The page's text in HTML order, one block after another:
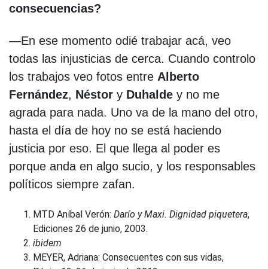
consecuencias?
—En ese momento odié trabajar acá, veo
todas las injusticias de cerca. Cuando controlo
los trabajos veo fotos entre Alberto
Fernández, Néstor y Duhalde y no me
agrada para nada. Uno va de la mano del otro,
hasta el día de hoy no se está haciendo
justicia por eso. El que llega al poder es
porque anda en algo sucio, y los responsables
políticos siempre zafan.
MTD Aníbal Verón: Darío y Maxi. Dignidad piquetera,
Ediciones 26 de junio, 2003.
ibidem
MEYER, Adriana: Consecuentes con sus vidas,